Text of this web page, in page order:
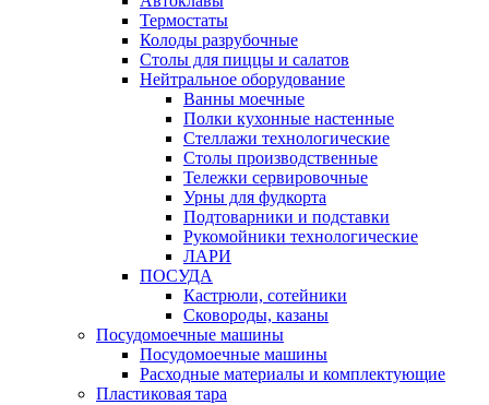
Термостаты
Колоды разрубочные
Столы для пиццы и салатов
Нейтральное оборудование
Ванны моечные
Полки кухонные настенные
Стеллажи технологические
Столы производственные
Тележки сервировочные
Урны для фудкорта
Подтоварники и подставки
Рукомойники технологические
ЛАРИ
ПОСУДА
Кастрюли, сотейники
Сковороды, казаны
Посудомоечные машины
Посудомоечные машины
Расходные материалы и комплектующие
Пластиковая тара